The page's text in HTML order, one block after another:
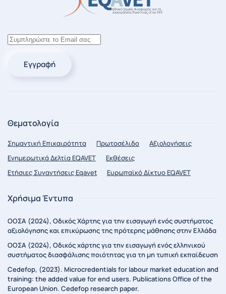
Εγγραφή
Θεματολογία
Σημαντική Επικαιρότητα Πρωτοσέλιδο
Αξιολογήσεις
Ενημερωτικά Δελτία EQAVET
Εκθέσεις
Ετήσιες Συναντήσεις Eqavet
Ευρωπαϊκό Δίκτυο EQAVET
Χρήσιμα Έντυπα
ΟΟΣΑ (2024), Οδικός Χάρτης για την εισαγωγή ενός συστήματος
αξιολόγησης και επικύρωσης της πρότερης μάθησης στην Ελλάδα
ΟΟΣΑ (2024), Οδικός χάρτης για την εισαγωγή ενός ελληνικού
συστήματος διασφάλισης ποιότητας για τη μη τυπική εκπαίδευση
Cedefop, (2023). Microcredentials for labour market education and
training: the added value for end users. Publications Office of the
European Union. Cedefop research paper.